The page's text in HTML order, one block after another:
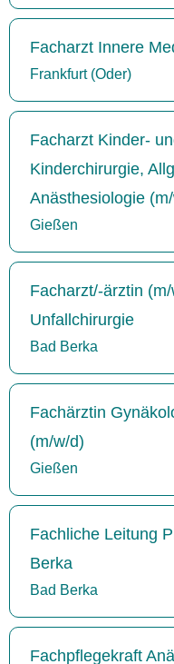
Facharzt Innere
Frankfurt (Oder)
Facharzt Kinder-
Kinderchirurgie,
Anästhesiologie
Gießen
Facharzt/-ärztin
Unfallchirurgie
Bad Berka
Fachärztin
(m/w/d)
Gießen
Fachliche Leitung
Berka
Bad Berka
Fachpflegekraft